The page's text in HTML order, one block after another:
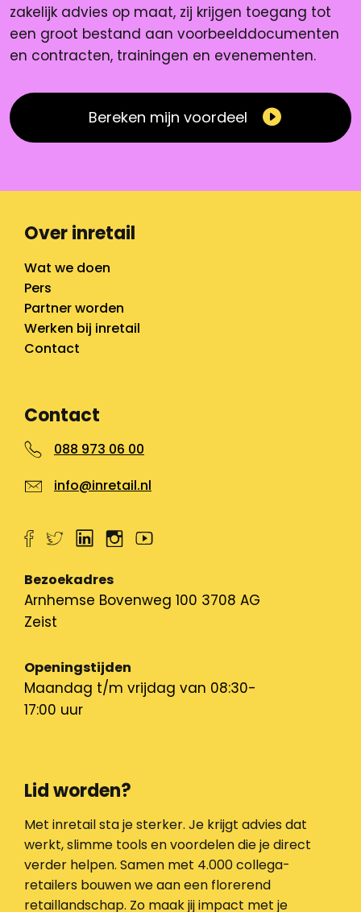
zakelijk advies op maat, zij krijgen toegang tot
een groot bestand aan voorbeelddocumenten
en contracten, trainingen en evenementen.
Bereken mijn voordeel
Over inretail
Wat we doen
Pers
Partner worden
Werken bij inretail
Contact
Contact
088 973 06 00
info@inretail.nl
Bezoekadres
Arnhemse Bovenweg 100 3708 AG
Zeist
Openingstijden
Maandag t/m vrijdag van 08:30-
17:00 uur
Lid worden?
Met inretail sta je sterker. Je krijgt advies dat
werkt, slimme tools en voordelen die je direct
verder helpen. Samen met 4.000 collega-
retailers bouwen we aan een florerend
retaillandschap. Zo maak jij impact met je